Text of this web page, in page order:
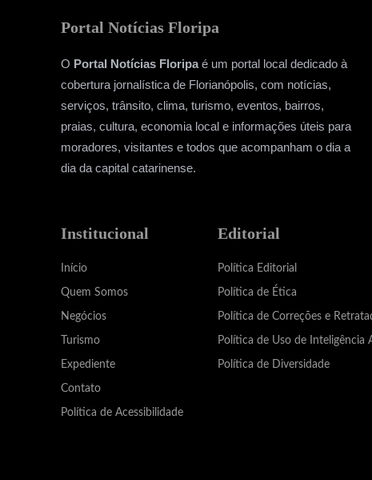
Portal Notícias Floripa
O Portal Notícias Floripaé um portal local dedicado à
cobertura jornalística de Florianópolis, com notícias,
serviços, trânsito, clima, turismo, eventos, bairros,
praias, cultura, economia local e informações úteis para
moradores, visitantes e todos que acompanham o dia a
dia da capital catarinense.
Institucional
Início
Quem Somos
Negócios
Turismo
Expediente
Contato
Política de Acessibilidade
Editorial
Política Editorial
Política de Ética
Política de Correções e
Política de Uso de Inteligência
Política de Diversidade